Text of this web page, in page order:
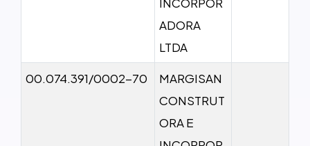
ADORA
LTDA
00.074.391/0002-70
MARGISAN
CONSTRUT
ORA E